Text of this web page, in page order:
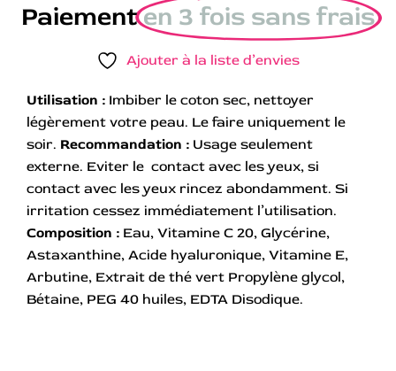
Paiementen 3 fois sans frais
Ajouter à la liste d’envies
Utilisation : Imbiber le coton sec, nettoyer
légèrement votre peau. Le faire uniquement le
soir. Recommandation : Usage seulement
externe. Eviter le contact avec les yeux, si
contact avec les yeux rincez abondamment. Si
irritation cessez immédiatement l’utilisation.
Composition : Eau, Vitamine C 20, Glycérine,
Astaxanthine, Acide hyaluronique, Vitamine E,
Arbutine, Extrait de thé vert Propylène glycol,
Bétaine, PEG 40 huiles, EDTA Disodique.